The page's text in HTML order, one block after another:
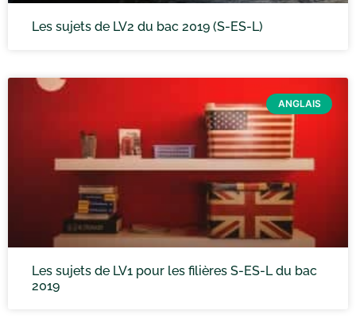
Les sujets de LV2 du bac 2019 (S-ES-L)
ANGLAIS
Les sujets de LV1 pour les filières S-ES-L du bac
2019